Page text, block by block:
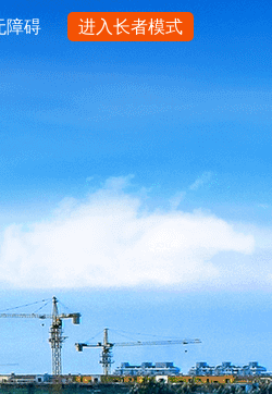
障碍 进入长者模式